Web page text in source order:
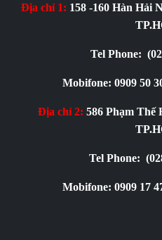
Địa chỉ 1: 158 -160 Hàn Hải
Tel Phone:
Mobifone: 0909 50
Địa chỉ 2: 586 Phạm Thế
Tel Phone:
Mobifone: 0909 17